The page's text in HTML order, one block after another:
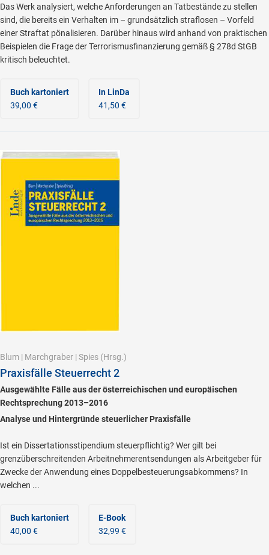
Das Werk analysiert, welche Anforderungen an Tatbestände zu stellen
sind, die bereits ein Verhalten im – grundsätzlich straflosen – Vorfeld
einer Straftat pönalisieren. Darüber hinaus wird anhand von praktischen
Beispielen die Frage der Terrorismusfinanzierung gemäß § 278d StGB
kritisch beleuchtet.
Buch kartoniert
39,00 €
In LinDa
41,50 €
Blum | Marchgraber | Spies (Hrsg.)
Praxisfälle Steuerrecht 2
Ausgewählte Fälle aus der österreichischen und europäischen
Rechtsprechung 2013–2016
Analyse und Hintergründe steuerlicher Praxisfälle
Ist ein Dissertationsstipendium steuerpflichtig? Wer gilt bei
grenzüberschreitenden Arbeitnehmerentsendungen als Arbeitgeber für
Zwecke der Anwendung eines Doppelbesteuerungsabkommens? In
welchen ...
Buch kartoniert
40,00 €
E-Book
32,99 €